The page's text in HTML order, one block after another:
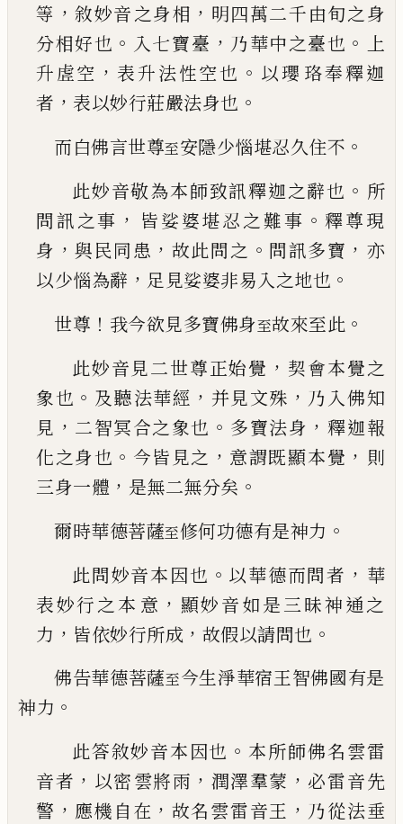
等 ， 敘妙音之身相 ， 明四萬二千由旬之身
分相好也 。 入七寶臺 ， 乃華中之臺也 。
上
升虗空 ， 表升法性空也 。 以瓔 珞奉釋迦
者 ， 表以妙行莊嚴法身也 。
而白佛言世尊至安隱少惱堪忍久住不 。
此妙音敬為本師致訊釋迦之辭也 。 所
問訊之事 ， 皆娑婆堪忍之難事 。 釋尊現
身 ， 與民同患 ， 故此問之 。 問訊多寶 ， 亦
以少惱為辭 ， 足見娑婆非易入之地也 。
世尊 ！ 我今欲見多寶佛身至故來至此 。
此妙音見二世尊正始覺 ， 契會本覺之
象也 。 及聽法華經 ， 并見文殊 ， 乃入佛知
見 ， 二智冥合之象也 。 多寶法身 ， 釋迦報
化之身也 。 今皆見之 ， 意謂既顯本覺 ， 則
三身一體 ， 是無二無分矣 。
爾時華德菩薩至修何功德有是神力 。
此問妙音本因也 。 以華德而問者 ， 華
表妙行之本 意 ， 顯妙音如是三昧神通之
力 ， 皆依妙行所成 ， 故假以請問也 。
佛告華德菩薩至今生淨華宿王智佛國有是
神力 。
此答敘妙音本因也 。 本所師佛名雲雷
音者 ， 以密雲將雨 ， 潤澤羣蒙 ， 必雷音先
警 ， 應機自在 ， 故名雲雷音王 ， 乃從法垂